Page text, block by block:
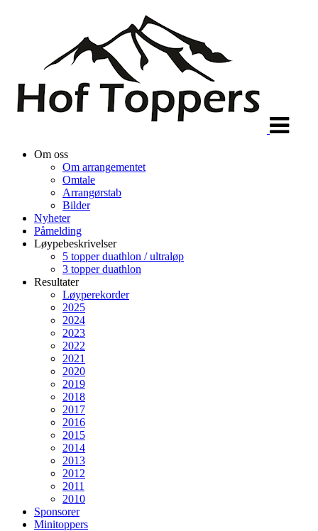
Om oss
Om arrangementet
Omtale
Arrangørstab
Bilder
Nyheter
Påmelding
Løypebeskrivelser
5 topper duathlon / ultraløp
3 topper duathlon
Resultater
Løyperekorder
2025
2024
2023
2022
2021
2020
2019
2018
2017
2016
2015
2014
2013
2012
2011
2010
Sponsorer
Minitoppers